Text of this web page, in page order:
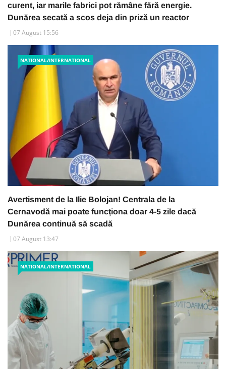
curent, iar marile fabrici pot rămâne fără energie.
Dunărea secată a scos deja din priză un reactor
07 August 15:56
NATIONAL/INTERNATIONAL
Avertisment de la Ilie Bolojan! Centrala de la
Cernavodă mai poate funcționa doar 4-5 zile dacă
Dunărea continuă să scadă
07 August 13:47
NATIONAL/INTERNATIONAL